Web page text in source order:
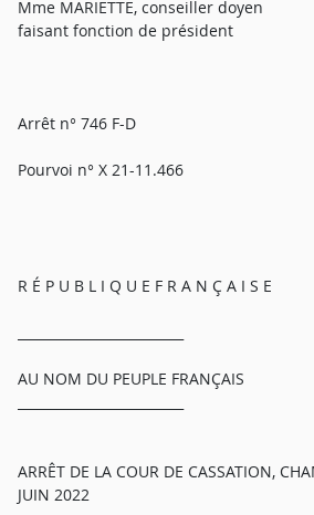
Mme MARIETTE, conseiller doyen
faisant fonction de président
Arrêt n° 746 F-D
Pourvoi n° X 21-11.466
R É P U B L I Q U E F R A N Ç A I S E
AU NOM DU PEUPLE FRANÇAIS
ARRÊT DE LA COUR DE CASSATION,
JUIN 2022